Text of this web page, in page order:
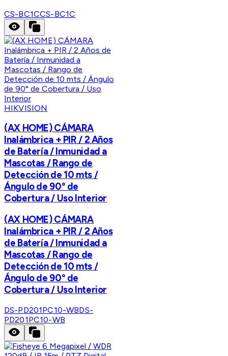
CS-BC1CCS-BC1C
HIKVISION
(AX HOME) CÁMARA
Inalámbrica + PIR / 2 Años
de Batería / Inmunidad a
Mascotas / Rango de
Detección de 10 mts /
Ángulo de 90° de
Cobertura / Uso Interior
(AX HOME) CÁMARA
Inalámbrica + PIR / 2 Años
de Batería / Inmunidad a
Mascotas / Rango de
Detección de 10 mts /
Ángulo de 90° de
Cobertura / Uso Interior
DS-PD201PC10-WBDS-
PD201PC10-WB